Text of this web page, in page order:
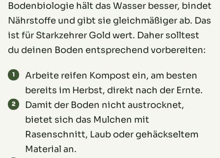
Bodenbiologie hält das Wasser besser, bindet
Nährstoffe und gibt sie gleichmäßiger ab. Das
ist für Starkzehrer Gold wert. Daher solltest
du deinen Boden entsprechend vorbereiten:
Arbeite reifen Kompost ein, am besten
bereits im Herbst, direkt nach der Ernte.
Damit der Boden nicht austrocknet,
bietet sich das Mulchen mit
Rasenschnitt, Laub oder gehäckseltem
Material an.